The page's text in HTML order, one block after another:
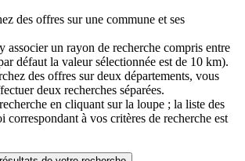
des offres sur une commune et ses
associer un rayon de recherche compris entre
défaut la valeur sélectionnée est de 10 km).
des offres sur deux départements, vous
deux recherches séparées.
en cliquant sur la loupe ; la liste des
correspondant à vos critères de recherche est